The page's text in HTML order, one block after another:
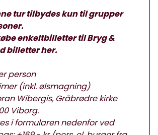
tur tilbydes kun til grupper
enkeltbilletter til Bryg &
billetterher.
person
(inkl. ølsmagning)
Wibergis, Gråbrødre kirke
Viborg.
i formularen nedenfor ved